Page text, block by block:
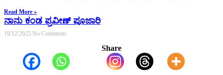
Read More »
ನಾನು ಕಂಡ ಪ್ರವೀಣ್ ಪೂಜಾರಿ
19/12/2025 No Comments
Share